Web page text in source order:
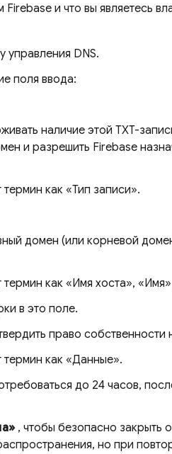
и что вы являетесь
управления DNS.
поля ввода:
наличие этой TXT-
и разрешить Firebase
как «Тип записи».
домен (или корневой
как «Имя хоста»,
в это поле.
право собственности
как «Данные».
до 24 часов,
, чтобы безопасно закрыть
но при